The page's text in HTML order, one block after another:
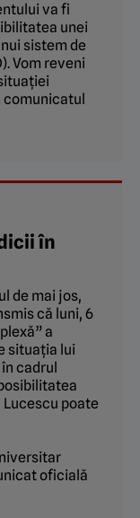
va fi
unei
sistem de
Vom reveni
comunicatul
în
de mai jos,
că luni, 6
a
situația lui
în cadrul
poate
oficială